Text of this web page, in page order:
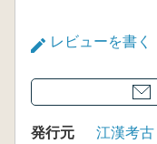
レビューを書く
発行元
江漢考古